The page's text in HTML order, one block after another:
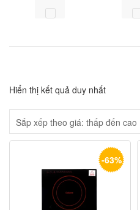
Hiển thị kết quả duy nhất
-63%